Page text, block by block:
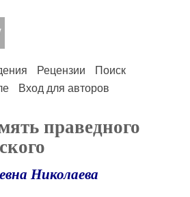
Рецензии
Поиск
Вход для авторов
праведного
Николаева